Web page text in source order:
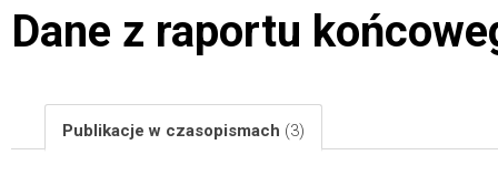
Dane z raportu
Publikacje w czasopismach (3)